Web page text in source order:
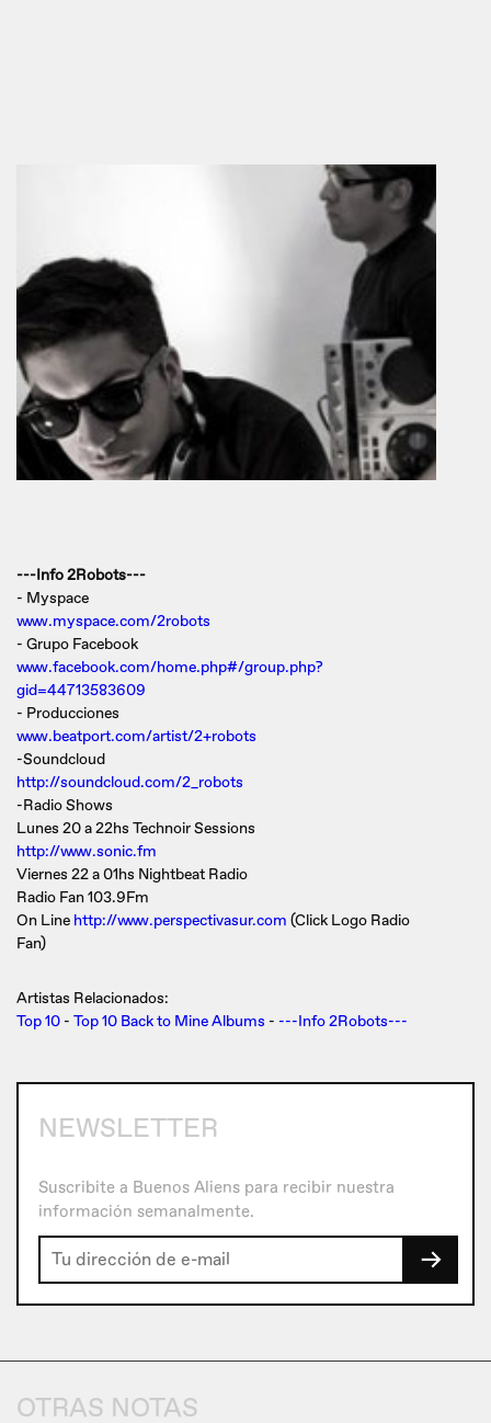
---Info 2Robots---
- Myspace
www.myspace.com/2robots
- Grupo Facebook
www.facebook.com/home.php#/group.php?
gid=44713583609
- Producciones
www.beatport.com/artist/2+robots
-Soundcloud
http://soundcloud.com/2_robots
-Radio Shows
Lunes 20 a 22hs Technoir Sessions
http://www.sonic.fm
Viernes 22 a 01hs Nightbeat Radio
Radio Fan 103.9Fm
On Line http://www.perspectivasur.com (Click Logo Radio
Fan)
Artistas Relacionados:
Top 10 - Top 10 Back to Mine Albums - ---Info 2Robots---
NEWSLETTER
Suscribite a Buenos Aliens para recibir nuestra
información semanalmente.
→
OTRAS NOTAS